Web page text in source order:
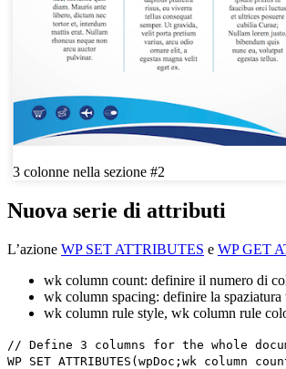
3 colonne nella sezione #2
Nuova serie di attributi
L’azione WP SET ATTRIBUTES e WP GET
wk column count: definire il numero di
wk column spacing: definire la
wk column rule style, wk column rule
// Define 3 columns for the whole
WP SET ATTRIBUTES (wpDoc ; wk column